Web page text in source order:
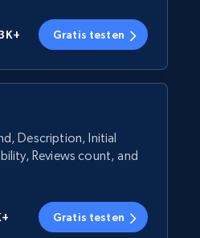
Gratis testen
Description, Initial
Reviews count, and
Gratis testen